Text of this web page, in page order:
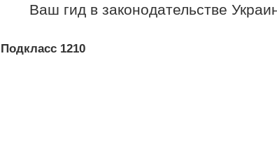
Ваш гид в законодательстве
Подкласс 1210